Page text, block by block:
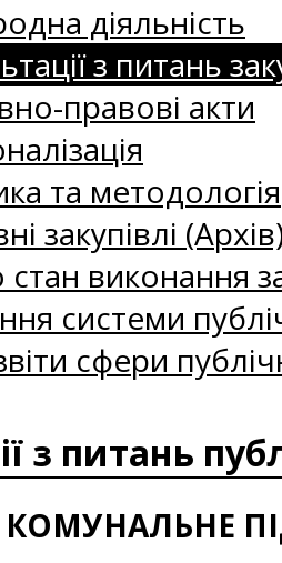
діяльність
з питань
правові акти
та методологія
закупівлі
виконання
системи
сфери
з питань
КОМУНАЛЬНЕ